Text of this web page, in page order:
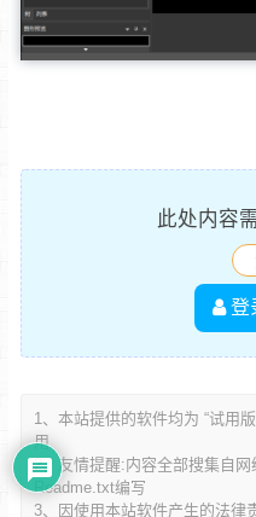
此处内容
登
1、本站提供的软件均为 “试用
用
2、友情提醒:内容全部搜集自
Readme.txt编写
3、因使用本站软件产生的法律